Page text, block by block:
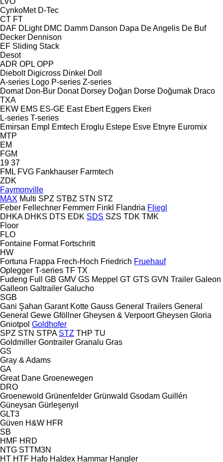
CynkoMet D-Tec
CT FT
DAF DLight DMC Damm Danson Dapa De Angelis De Buf
Decker Dennison
EF Sliding Stack
Desot
ADR OPL OPP
Diebolt Digicross Dinkel Doll
A-series Logo P-series Z-series
Domat Don-Bur Donat Dorsey Doğan Dorse Doğumak Draco
TXA
EKW EMS ES-GE East Ebert Eggers Ekeri
L-series T-series
Emirsan Empl Emtech Eroglu Estepe Esve Etnyre Euromix
MTP
EM
FGM
19 37
FML FVG Fankhauser Farmtech
ZDK
Faymonville
MAX Multi SPZ STBZ STN STZ
Feber Fellechner Femmerr Finkl Flandria Fliegl
DHKA DHKS DTS EDK SDS SZS TDK TMK
Floor
FLO
Fontaine Format Fortschritt
HW
Fortuna Frappa Frech-Hoch Friedrich Fruehauf
Oplegger T-series TF TX
Fudeng Full GB GMV GS Meppel GT GTS GVN Trailer Galeon
Galleon Galtrailer Galucho
SGB
Gani Şahan Garant Kotte Gauss General Trailers General
General Gewe Gföllner Gheysen & Verpoort Gheysen Gloria
Gniotpol Goldhofer
SPZ STN STPA STZ THP TU
Goldmiller Gontrailer Granalu Gras
GS
Gray & Adams
GA
Great Dane Groenewegen
DRO
Groenewold Grünenfelder Grünwald Gsodam Guillén
Güneysan Gürleşenyıl
GLT3
Güven H&W HFR
SB
HMF HRD
NTG STTM3N
HT HTF Hafo Haldex Hammar Hangler